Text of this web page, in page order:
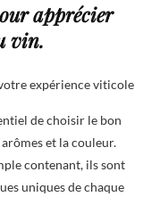
apprécier
vin.
expérience viticole
de choisir le bon
et la couleur.
contenant, ils sont
uniques de chaque